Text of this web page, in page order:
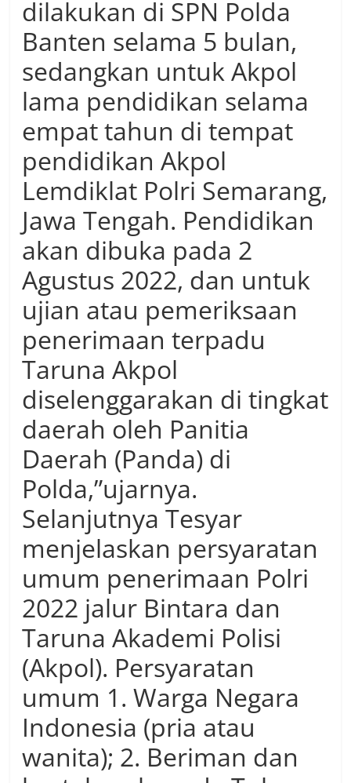
dilakukan di SPN Polda
Banten selama 5 bulan,
sedangkan untuk Akpol
lama pendidikan selama
empat tahun di tempat
pendidikan Akpol
Lemdiklat Polri Semarang,
Jawa Tengah. Pendidikan
akan dibuka pada 2
Agustus 2022, dan untuk
ujian atau pemeriksaan
penerimaan terpadu
Taruna Akpol
diselenggarakan di tingkat
daerah oleh Panitia
Daerah (Panda) di
Polda,”ujarnya.
Selanjutnya Tesyar
menjelaskan persyaratan
umum penerimaan Polri
2022 jalur Bintara dan
Taruna Akademi Polisi
(Akpol). Persyaratan
umum 1. Warga Negara
Indonesia (pria atau
wanita); 2. Beriman dan